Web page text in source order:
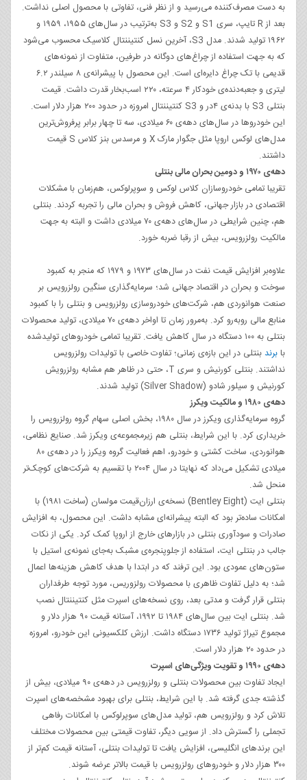
به دست مصرف‌کننده می‌رسید و از نظر فنی، تفاوتی با محصول اصلی نداشت.
بعد از R تایپ، سری S1 و S2 و S3 به‌ترتیب در سال‌های ۱۹۵۵، ۱۹۵۹ و
۱۹۶۲ تولید شدند. مدل S3، آخرین نسل کنتیننتال کلاسیک محسوب می‌شود
که به جهت استفاده از چراغ‌های دوگانه در طرفین، متفاوت از نمونه‌های
قدیمی با تک چراغ دایره‌ای است. این محصول با پیشرانه‌ی ۸ سیلندر ۶.۲
لیتری و جعبه‌دنده‌ی خودکار ۴ سرعته، ۲۲۰ اسب‌بخار قدرت داشت. قیمت
بنتلی S3 با بدنه‌ی ۴در و S3 کنتیننتال امروزه در حدود ۲۰۰ هزار دلار است.
این خودروها در سال‌های دهه‌ی ۶۰ میلادی، سه تا چهار برابر پرفروش‌ترین
مدل‌های لوکس اروپا مثل جگوار مارک X و مرسدس بنز کلاس S قیمت
داشتند.
دهه‌ی ۱۹۷۰ و دومین بحران مالی بنتلی
تقریبا تمامی خودروسازان کلاس لوکس و سوپرلوکس، هم‌زمان با مشکلات
اقتصادی در بازار جهانی، کاهش فروش و بحران مالی را تجربه کردند. بنتلی
هم، چنین شرایطی در سال‌های دهه‌ی ۷۰ میلادی داشت و البته به جهت
مالکیت رولزرویس، بیش از رقبا ضربه خورد.
علاوه‌بر افزایش قیمت نفت در سال‌های ۱۹۷۳ و ۱۹۷۹ که منجر به کمبود
سوخت و بحران در اقتصاد جهانی شد؛ سرمایه‌گذاری سنگین رولزرویس بر
صنعت هوانوردی هم، شرکت‌های خودروسازی رولزرویس و بنتلی را با کمبود
منابع مالی رو‌به‌رو کرد. به‌مرور زمان تا اواخر دهه‌ی ۷۰ میلادی، تولید محصولات
بنتلی به ۱۰۰ دستگاه در سال کاهش یافت. تقریبا تمامی خودروهای تولیدشده
بابرند بنتلی در این بازه‌ی زمانی؛ تفاوت خاصی با تولیدات رولزرویس
نداشتند. بنتلی کورنیش و سری T، حتی در ظاهر هم مشابه رولزرویش
کورنیش و سیلور شادو (Silver Shadow) تولید شدند.
دهه‌ی ۱۹۸۰ و مالکیت ویکرز
گروه سرمایه‌گذاری ویکرز در سال ۱۹۸۰، بخش اصلی سهام گروه رولزرویس را
خریداری کرد. با این شرایط، بنتلی هم زیرمجموعه‌ی ویکرز شد. صنایع نظامی،
هوانوردی، ساخت کشتی و خودرو، اهم فعالیت گروه ویکرز را در دهه‌ی ۸۰
میلادی تشکیل می‌داد که نهایتا در سال ۲۰۰۴ با تقسیم به شرکت‌های کوچک‌تر
منحل شد.
بنتلی ایت (Bentley Eight) نسخه‌ی ارزان‌قیمت مولسان (ساخت ۱۹۸۱) با
امکانات ساده‌تر بود که البته پیشرانه‌ای مشابه داشت. این محصول، به افزایش
صادرات و سودآوری بنتلی در بازارهای خارج از اروپا کمک کرد. یکی از نکات
جالب در بنتلی ایت، استفاده از جلوپنجره‌ی مشبک به‌جای نمونه‌ی استیل با
ستون‌های عمودی بود. این ترفند که در ابتدا با هدف کاهش هزینه‌ها اعمال
شد؛ به دلیل تفاوت ظاهری با محصولات رولزوریس، مورد توجه طرفداران
بنتلی قرار گرفت و مدتی بعد، روی نسخه‌های اسپرت مثل کنتیننتال نصب
شد. بنتلی ایت بین سال‌های ۱۹۸۴ تا ۱۹۹۲، آستانه قیمت ۹۰ هزار دلار و
مجموع تیراژ تولید ۱۷۳۶ دستگاه داشت. ارزش کلکسیونی این خودرو، امروزه
در حدود ۲۰ هزار دلار است.
دهه‌ی ۱۹۹۰ و تقویت ویژگی‌های اسپرت
ایجاد تفاوت بین محصولات بنتلی و رولزرویس در دهه‌ی ۹۰ میلادی، بیش از
گذشته جدی گرفته شد. با این شرایط، بنتلی برای بهبود مشخصه‌های اسپرت
تلاش کرد و رولزرویس هم، تولید مدل‌های سوپرلوکس با امکانات رفاهی
تجملی را گسترش داد. از سویی دیگر، تفاوت قیمتی بین محصولات مختلف
این برندهای انگلیسی، افزایش یافت تا تولیدات بنتلی، آستانه قیمت کم‌تر از
۳۰۰ هزار دلار و خودروهای رولزرویس با قیمت بالاتر عرضه شوند.